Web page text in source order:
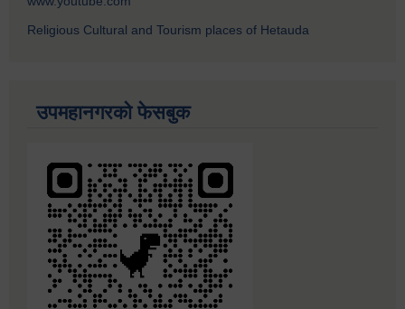
Religious Cultural and Tourism places of Hetauda
उपमहानगरको फेसबुक